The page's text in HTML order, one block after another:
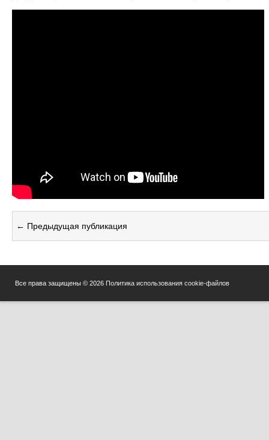
← Предыдущая публикация
Все права защищены © 2026 Политика использования cookie-файлов